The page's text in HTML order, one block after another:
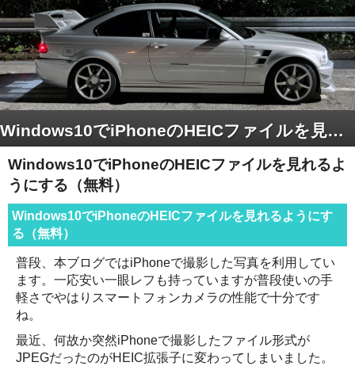
Windows10でiPhoneのHEICファイルを見れるようにする（無料）
Windows10でiPhoneのHEICファイルを見れるよ
うにする（無料）
Windows10でiPhoneのHEICファイルを見れるようにす
る（無料）
普段、本ブログではiPhoneで撮影した写真を利用してい
ます。一応安い一眼レフも持っていますが普段使いの手
軽さでやはりスマートフォンカメラの性能で十分です
ね。
最近、何故か突然iPhoneで撮影したファイル形式が
JPEGだったのがHEIC拡張子に変わってしまいました。